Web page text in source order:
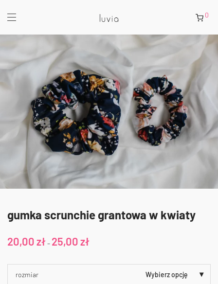
0
gumka scrunchie grantowa w kwiaty
20,00zł– 25,00zł
rozmiar Wybierz opcję